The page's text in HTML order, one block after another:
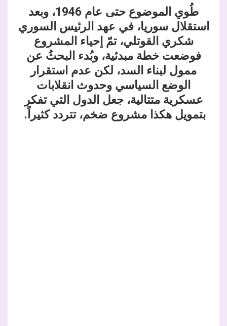
طُوي الموضوع حتى عام 1946، وبعد
استقلال سوريا، في عهد الرئيس السوري
شكري القوتلي، تمّ إحياء المشروع
فوضعت خطة مبدئية، وبُدء البحثُ عن
ممول لبناء السد، لكن عدم استقرار
الوضع السياسي وحدوث انقلابات
عسكرية متتالية، جعل الدول التي تفكر
بتمويل هكذا مشروع ضخم، تتردد كثيراً.